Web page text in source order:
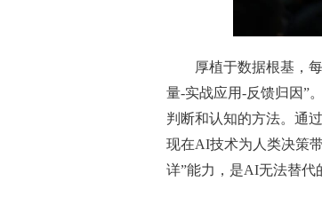
厚植于数据根基，
量-实战应用-反馈归因”
判断和认知的方法。通
现在AI技术为人类决策
详”能力，是AI无法替代